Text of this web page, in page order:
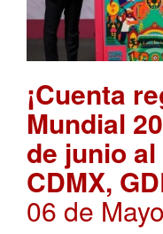
¡Cuenta
Mundial
de junio
CDMX,
06 de